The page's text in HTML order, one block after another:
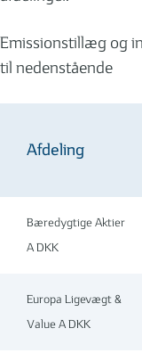
Emissionstillæg og
til nedenstående
Afdeling
Bæredygtige Aktier
A DKK
Europa Ligevægt &
Value A DKK